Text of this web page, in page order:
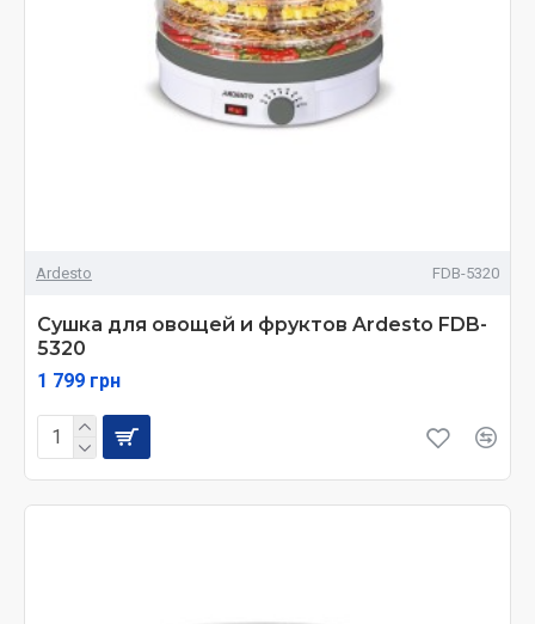
Ardesto FDB-5320
Сушка для овощей и фруктов Ardesto FDB-
5320
1 799 грн